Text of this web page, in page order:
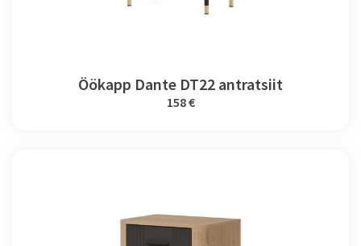
Öökapp Dante DT22 antratsiit
158 €